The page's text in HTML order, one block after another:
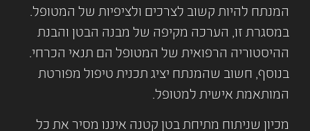
המנתח להיות קשוב לצרכים ולציפיות של המטופל.
במסגרת זו, הערכה מקיפה של מבנה הבטן והבנת
ההיסטוריה הרפואית של המטופל הם תנאי הכרחי.
בנוסף, חשוב שהמנתח יציג תכנית טיפול מפורטת
המותאמת אישית למטופל.
מכיון שניתוח מתיחת בטן קטנה איננו מסיר את כל